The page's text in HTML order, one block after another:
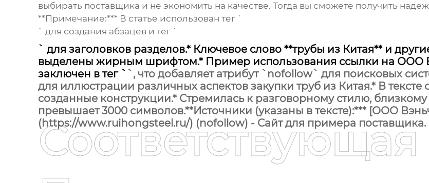
выбирать поставщика и не экономить на качестве. Тогда вы сможете получить
**Примечание:*** В статье использован тег `
` для создания абзацев и тег `
` для заголовков разделов.* Ключевое слово **трубы из Китая** и
выделены жирным шрифтом.* Пример использования ссылки на ООО
заключен в тег ` `, что добавляет атрибут `nofollow` для поисковых
для иллюстрации различных аспектов закупки труб из Китая.* В тексте
созданные конструкции.* Стремилась к разговорному стилю, близкому
превышает 3000 символов.**Источники (указаны в тексте):*** [ООО
(https://www.ruihongsteel.ru/) (nofollow) - Сайт для примера поставщика.
Соответствующая